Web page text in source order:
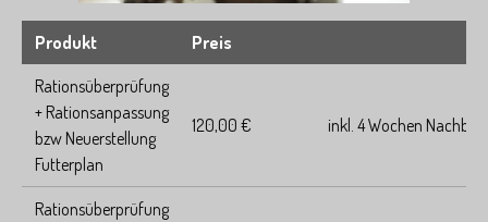
Produkt
Preis
Rationsüberprüfung
+ Rationsanpassung
bzw Neuerstellung
Futterplan
120,00 € inkl. 4 Wochen
Rationsüberprüfung